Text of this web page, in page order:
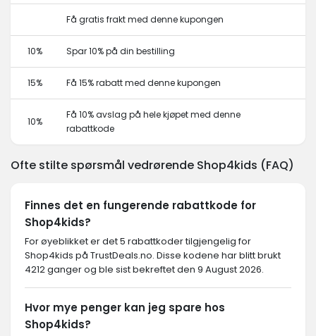
Få gratis frakt med denne kupongen
10% Spar 10% på din bestilling
15% Få 15% rabatt med denne kupongen
10%
Få 10% avslag på hele kjøpet med denne
rabattkode
Ofte stilte spørsmål vedrørende Shop4kids (FAQ)
Finnes det en fungerende rabattkode for
Shop4kids?
For øyeblikket er det 5 rabattkoder tilgjengelig for
Shop4kids på TrustDeals.no. Disse kodene har blitt brukt
4212 ganger og ble sist bekreftet den 9 August 2026.
Hvor mye penger kan jeg spare hos
Shop4kids?